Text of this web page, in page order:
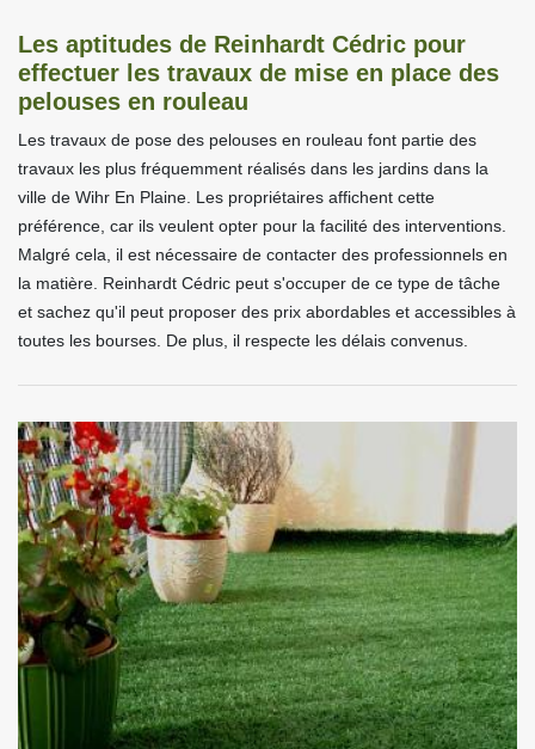
Les aptitudes de Reinhardt Cédric pour
effectuer les travaux de mise en place des
pelouses en rouleau
Les travaux de pose des pelouses en rouleau font partie des
travaux les plus fréquemment réalisés dans les jardins dans la
ville de Wihr En Plaine. Les propriétaires affichent cette
préférence, car ils veulent opter pour la facilité des interventions.
Malgré cela, il est nécessaire de contacter des professionnels en
la matière. Reinhardt Cédric peut s'occuper de ce type de tâche
et sachez qu'il peut proposer des prix abordables et accessibles à
toutes les bourses. De plus, il respecte les délais convenus.